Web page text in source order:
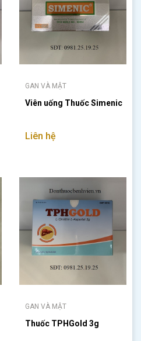
GAN VÀ MẬT
Viên uống Thuốc Simenic
Liên hệ
GAN VÀ MẬT
Thuốc TPHGold 3g